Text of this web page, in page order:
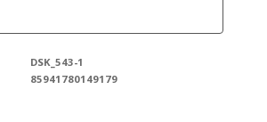
DSK_543-1
85941780149179